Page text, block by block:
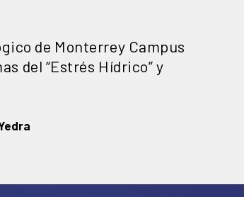
de Monterrey Campus
del “Estrés Hídrico” y